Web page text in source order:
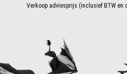
Verkoop adviesprijs (inclusief BTW en